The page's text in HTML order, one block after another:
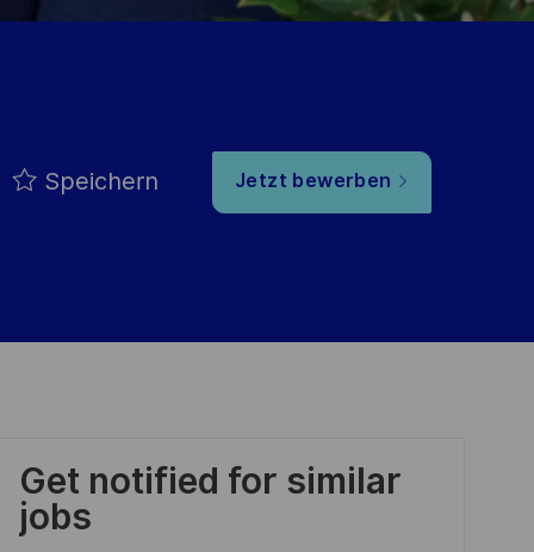
Speichern Jetzt bewerben
Get notified for similar
jobs